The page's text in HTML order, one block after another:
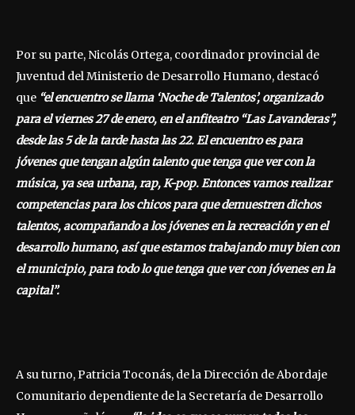
Por su parte, Nicolás Ortega, coordinador provincial de
Juventud del Ministerio de Desarrollo Humano, destacó
que “el encuentro se llama ‘Noche de Talentos’, organizado
para el viernes 27 de enero, en el anfiteatro “Las Lavanderas”,
desde las 5 de la tarde hasta las 22. El encuentro es para
jóvenes que tengan algún talento que tenga que ver con la
música, ya sea urbana, rap, K-pop. Entonces vamos realizar
competencias para los chicos para que demuestren dichos
talentos, acompañando a los jóvenes en la recreación y en el
desarrollo humano, así que estamos trabajando muy bien con
el municipio, para todo lo que tenga que ver con jóvenes en la
capital”.
A su turno, Patricia Toconás, de la Dirección de Abordaje
Comunitario dependiente de la Secretaría de Desarrollo